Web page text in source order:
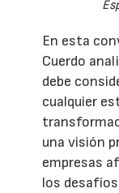
En esta
Cuerdo
debe
cualquier
una visión
empresas
los